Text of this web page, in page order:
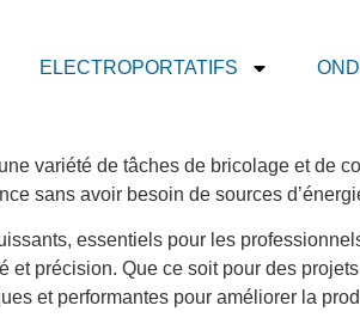
ELECTROPORTATIFS
variété de tâches de bricolage et de
sans avoir besoin de sources
essentiels pour les
et précision. Que ce soit pour des
et performantes pour améliorer la